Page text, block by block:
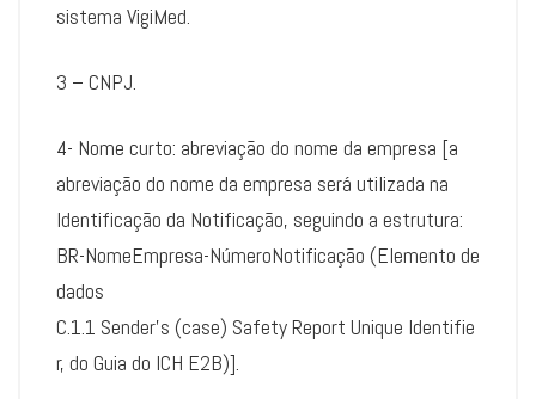
sistema VigiMed.
3 – CNPJ.
4- Nome curto: abreviação do nome da empresa [a
abreviação do nome da empresa será utilizada na
Identificação da Notificação, seguindo a estrutura:
BR-NomeEmpresa-NúmeroNotificação (Elemento de
dados
C.1.1 Sender’s (case) Safety Report Unique Identifie
r, do Guia do ICH E2B)].